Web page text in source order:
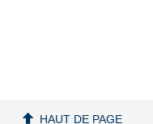
HAUT DE PAGE